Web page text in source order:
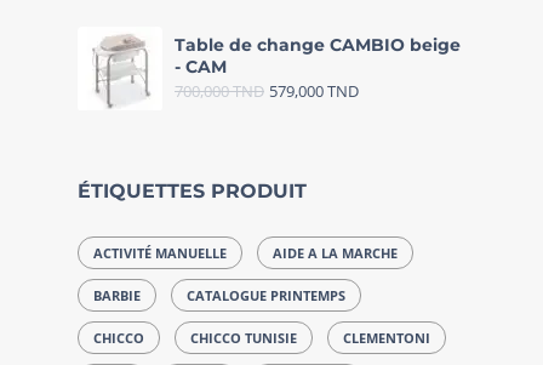
Table de change CAMBIO beige
- CAM
700,000TND 579,000TND
ÉTIQUETTES PRODUIT
ACTIVITÉ MANUELLE AIDE A LA MARCHE
BARBIE CATALOGUE PRINTEMPS
CHICCO CHICCO TUNISIE CLEMENTONI